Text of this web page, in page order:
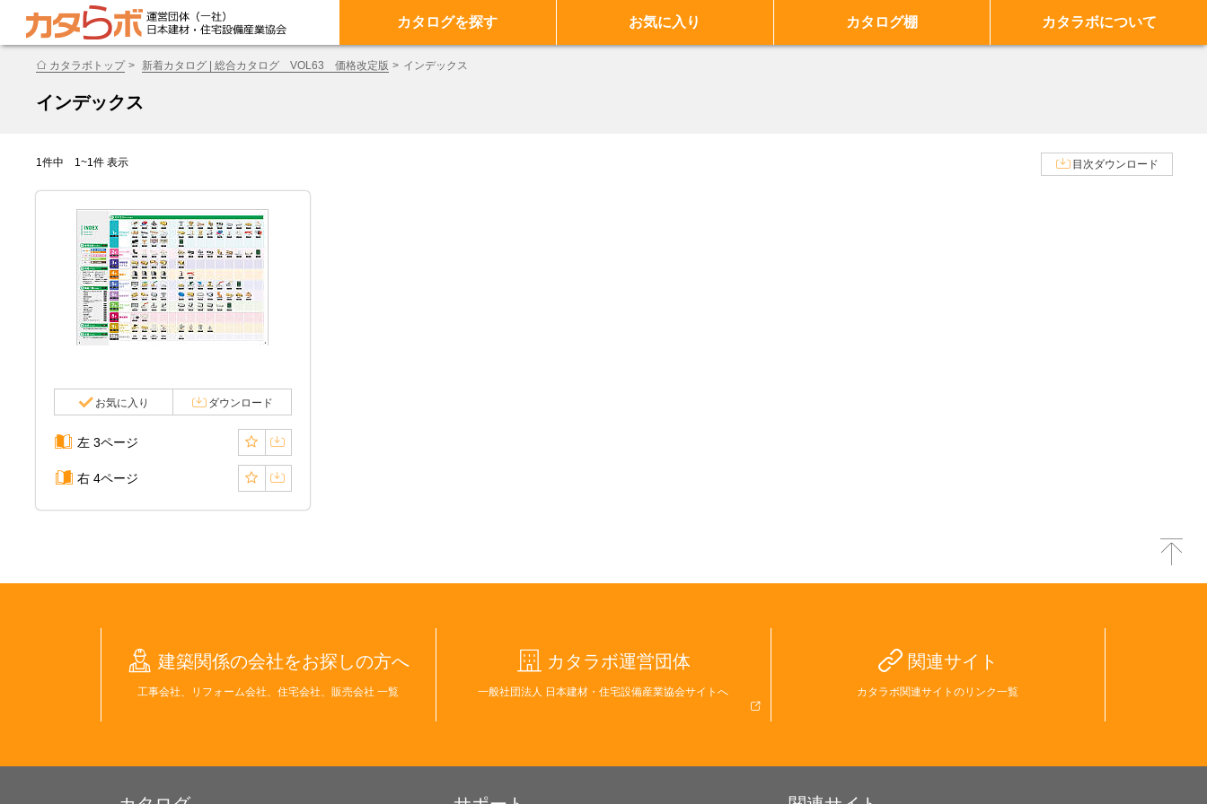
カタログを探す お気に入り カタログ棚 カタラボについて
カタラボトップ 新着カタログ | 総合カタログ VOL63 価格改定版 インデックス
インデックス
1件中 1~1件 表示 目次ダウンロード
お気に入り ダウンロード
左 3ページ
右 4ページ
建築関係の会社をお探しの方へ
工事会社、リフォーム会社、住宅会社、販売会社 一覧
カタラボ運営団体
一般社団法人 日本建材・住宅設備産業協会サイトへ
関連サイト
カタラボ関連サイトのリンク一覧